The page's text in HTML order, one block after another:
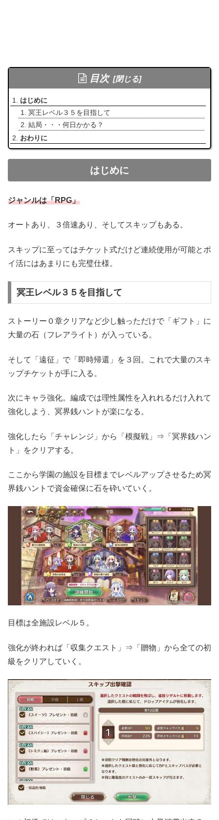
目次
はじめに
冥王レベル３５を目指して
結局・・・何日かかる？
おわりに
はじめに
ジャンルは「RPG」
オートあり、３倍速あり、そしてスキップもある。
スキップに至ってはチケット式だけど連続使用が可能とポ
イ活にはあまりにも完璧仕様。
冥王レベル３５を目指して
ストーリー０章クリアなど少し触っただけで「ギフト」に
大量の石（フレアライト）が入っている。
そして「遠征」で「即時帰還」を３回。これで大量のスキ
ップチケットが手に入る。
次にキャラ強化。編成では理性属性を入れれるだけ入れて
強化しよう、冥界銭ハントが楽になる。
強化したら「チャレンジ」から「模擬戦」⇒「冥界銭ハン
ト」をクリアする。
ここから学園の施設を目標までレベルアップさせるため冥
界銭ハントで資金確保に石を砕いていく。
目標は全施設レベル５。
強化が終われば「収集クエスト」⇒「贈物」から全ての初
級をクリアしていく。